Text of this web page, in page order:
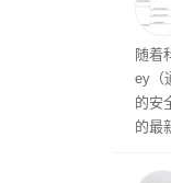
家
这一
（
户
随着
ey（
的安
的最
内